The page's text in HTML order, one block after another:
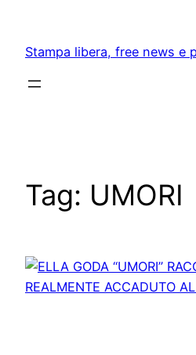
content
Stampa libera, free news e
Tag: UMORI